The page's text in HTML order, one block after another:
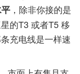
，除非你接的是
的T3 或者T5 移
充电线是一样速